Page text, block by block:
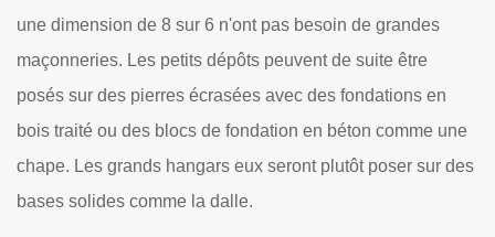
une dimension de 8 sur 6 n'ont pas besoin de grandes
maçonneries. Les petits dépôts peuvent de suite être
posés sur des pierres écrasées avec des fondations en
bois traité ou des blocs de fondation en béton comme une
chape. Les grands hangars eux seront plutôt poser sur des
bases solides comme la dalle.